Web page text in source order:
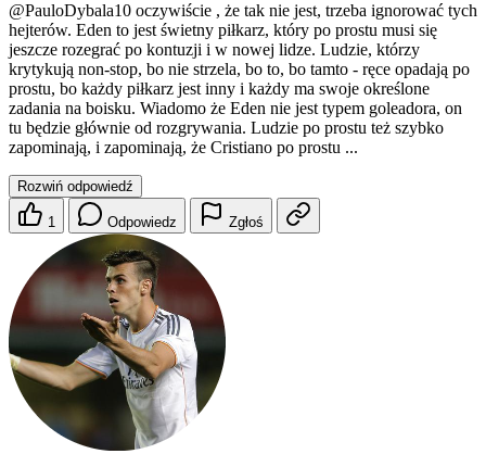
@PauloDybala10 oczywiście , że tak nie jest, trzeba ignorować tych
hejterów. Eden to jest świetny piłkarz, który po prostu musi się
jeszcze rozegrać po kontuzji i w nowej lidze. Ludzie, którzy
krytykują non-stop, bo nie strzela, bo to, bo tamto - ręce opadają po
prostu, bo każdy piłkarz jest inny i każdy ma swoje określone
zadania na boisku. Wiadomo że Eden nie jest typem goleadora, on
tu będzie głównie od rozgrywania. Ludzie po prostu też szybko
zapominają, i zapominają, że Cristiano po prostu ...
Rozwiń odpowiedź
1 Odpowiedz Zgłoś